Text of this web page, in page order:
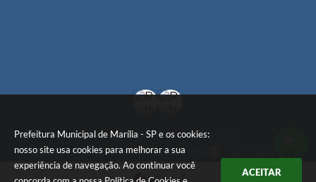
Prefeitura Municipal de Marília - SP e os cookies:
nosso site usa cookies para melhorar a sua
experiência de navegação. Ao continuar você
ACEITAR
Versão do Sistema: 3.5.3 - 19/06/2026
Portal atualizado em:06/08/2026 10:02